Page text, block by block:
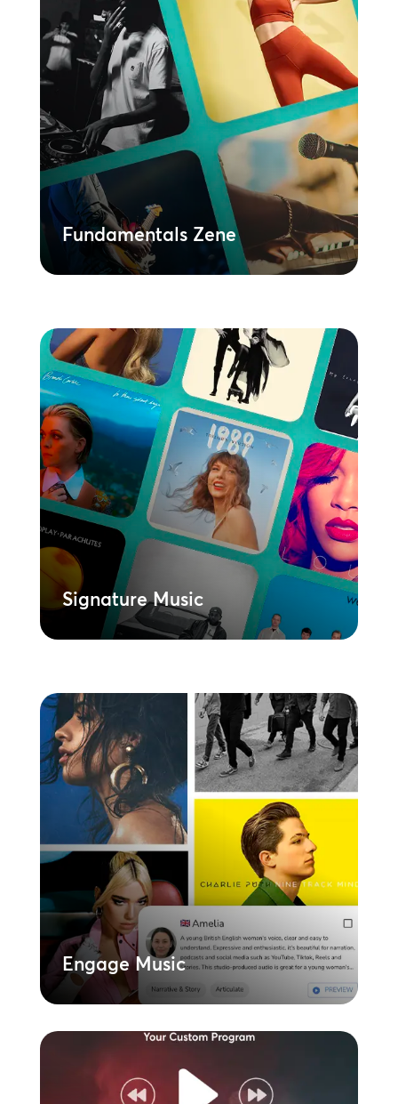
Fundamentals Zene
Fundamentals Zene
Hozzon létre kiváló minőségű lejátszási
listákat, amelyeket teljes portfóliójában
használhat, vagy teljes körűen licencelt
zenei könyvtáraink segítségével testre
szabhatja azokat egy adott helyszínre.
Egyszerű módja a zenébe való
befektetésnek anélkül, hogy a
licenceléssel kapcsolatos jogi
kérdésekben kellene eligazodnia, vagy a
költségvetésben további gyűjtési és
előadási díjakra kellene költenie.
Tudjon meg többet
Signature Music
Signature Music
Állítson össze dinamikus lejátszási
listákat prémium streaming
megoldásunkkal. A Signature Music
hatalmas, licencelt zenei könyvtárával
lehetővé teszi, hogy egységes,
márkaszerű hangzásvilágot hozzon létre
a helyszíneken. Gyors, egyszerű és
skálázható módja annak, hogy a zene
erejét kihasználja vállalkozásában.
Tudjon meg többet
Engage Music
Engage Music
Egészítse ki lejátszási listáit a márkához
illeszkedő, mesterséges intelligencia által
írt és megszólaltatott hangüzenetekkel,
hogy bevonja ügyfeleit és kiemelje a
promóciókat. A mesterséges intelligencia
ereje révén dinamikusan frissítheti
hanganyagát anélkül, hogy színészekbe
kellene befektetnie vagy stúdióidőt
kellene foglalnia.
Tudjon meg többet
Egyedi zene